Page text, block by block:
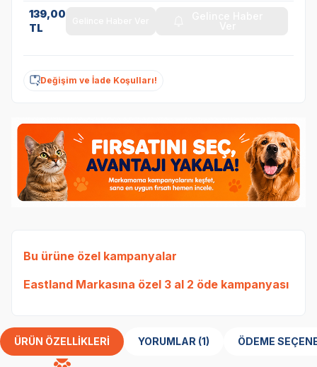
139,00
TL
Değişim ve İade Koşulları!
Bu ürüne özel kampanyalar
Eastland Markasına özel 3 al 2 öde kampanyası
ÜRÜN ÖZELLIKLERI YORUMLAR (1) ÖDEME